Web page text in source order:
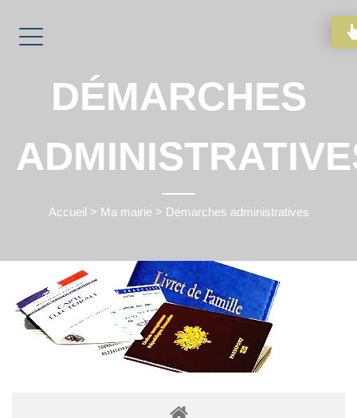
DÉMARCHES
Accueil > Ma mairie> Démarches administratives